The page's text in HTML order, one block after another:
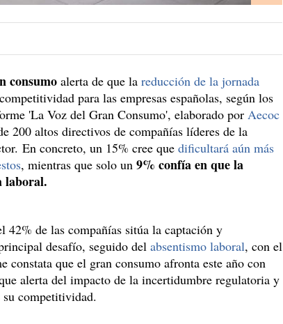
consumo alerta de que la reducción de la jornada
para las empresas españolas, según los
'La Voz del Gran Consumo', elaborado por Aecoc
200 altos directivos de compañías líderes de la
En concreto, un 15% cree que dificultará aún más
, mientras que solo un 9% confía en que la
laboral.
42% de las compañías sitúa la captación y
desafío, seguido del absentismo laboral, con el
constata que el gran consumo afronta este año con
alerta del impacto de la incertidumbre regulatoria y
competitividad.